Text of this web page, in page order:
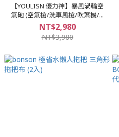
【YOULISN 優力神】暴風渦輪空
氣砲 (空氣槍/洗車風槍/吹葉機/...
NT$2,980
NT$3,980